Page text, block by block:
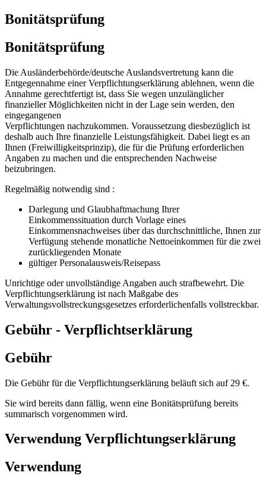
Bonitätsprüfung
Bonitätsprüfung
Die Ausländerbehörde/deutsche Auslandsvertretung kann die
Entgegennahme einer Verpflichtungserklärung ablehnen, wenn die
Annahme gerechtfertigt ist, dass Sie wegen unzulänglicher
finanzieller Möglichkeiten nicht in der Lage sein werden, den
eingegangenen
Verpflichtungen nachzukommen. Voraussetzung diesbezüglich ist
deshalb auch Ihre finanzielle Leistungsfähigkeit. Dabei liegt es an
Ihnen (Freiwilligkeitsprinzip), die für die Prüfung erforderlichen
Angaben zu machen und die entsprechenden Nachweise
beizubringen.
Regelmäßig notwendig sind :
Darlegung und Glaubhaftmachung Ihrer
Einkommenssituation durch Vorlage eines
Einkommensnachweises über das durchschnittliche, Ihnen zur
Verfügung stehende monatliche Nettoeinkommen für die zwei
zurückliegenden Monate
gültiger Personalausweis/Reisepass
Unrichtige oder unvollständige Angaben auch strafbewehrt. Die
Verpflichtungserklärung ist nach Maßgabe des
Verwaltungsvollstreckungsgesetzes erforderlichenfalls vollstreckbar.
Gebühr - Verpflichtserklärung
Gebühr
Die Gebühr für die Verpflichtungserklärung beläuft sich auf 29 €.
Sie wird bereits dann fällig, wenn eine Bonitätsprüfung bereits
summarisch vorgenommen wird.
Verwendung Verpflichtungserklärung
Verwendung